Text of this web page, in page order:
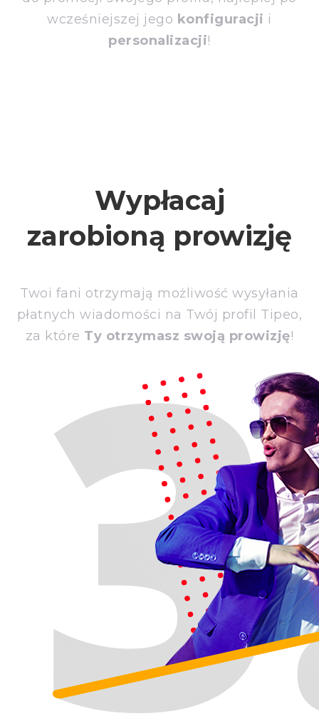
wcześniejszej jego konfiguracji i
personalizacji!
Wypłacaj
zarobioną prowizję
Twoi fani otrzymają możliwość wysyłania
płatnych wiadomości na Twój profil Tipeo,
za które Ty otrzymasz swoją prowizję!